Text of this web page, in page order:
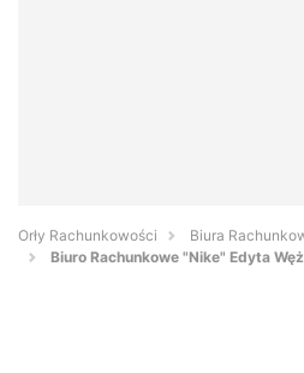
Orły Rachunkowości
Biura
Biuro Rachunkowe "Nike" Edyta